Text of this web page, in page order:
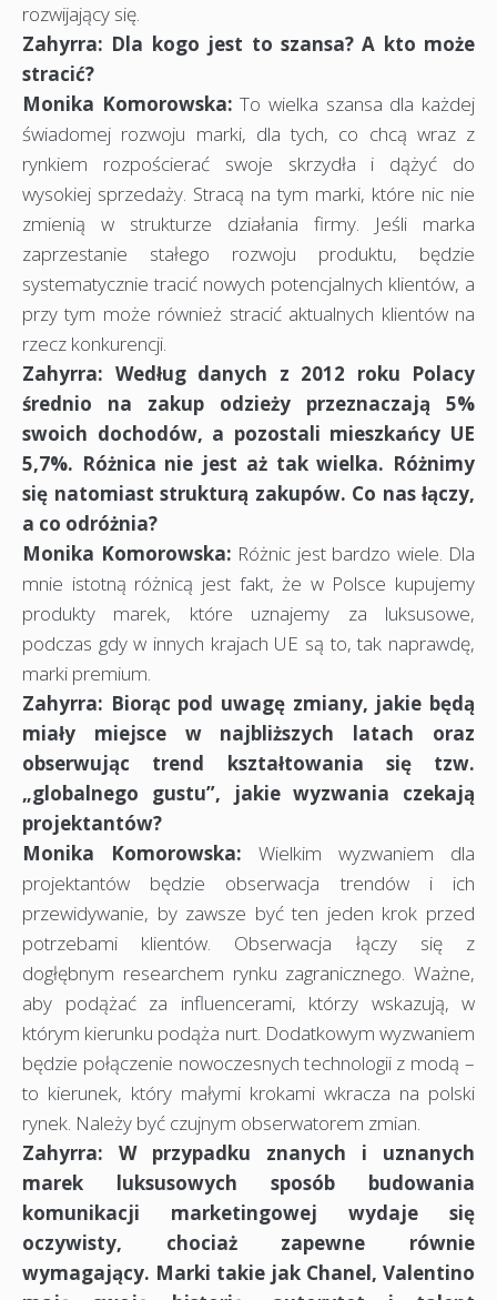
rozwijający się.
Zahyrra: Dla kogo jest to szansa? A kto może
stracić?
Monika Komorowska: To wielka szansa dla każdej
świadomej rozwoju marki, dla tych, co chcą wraz z
rynkiem rozpościerać swoje skrzydła i dążyć do
wysokiej sprzedaży. Stracą na tym marki, które nic nie
zmienią w strukturze działania firmy. Jeśli marka
zaprzestanie stałego rozwoju produktu, będzie
systematycznie tracić nowych potencjalnych klientów, a
przy tym może również stracić aktualnych klientów na
rzecz konkurencji.
Zahyrra: Według danych z 2012 roku Polacy
średnio na zakup odzieży przeznaczają 5%
swoich dochodów, a pozostali mieszkańcy UE
5,7%. Różnica nie jest aż tak wielka. Różnimy
się natomiast strukturą zakupów. Co nas łączy,
a co odróżnia?
Monika Komorowska: Różnic jest bardzo wiele. Dla
mnie istotną różnicą jest fakt, że w Polsce kupujemy
produkty marek, które uznajemy za luksusowe,
podczas gdy w innych krajach UE są to, tak naprawdę,
marki premium.
Zahyrra: Biorąc pod uwagę zmiany, jakie będą
miały miejsce w najbliższych latach oraz
obserwując trend kształtowania się tzw.
„globalnego gustu”, jakie wyzwania czekają
projektantów?
Monika Komorowska: Wielkim wyzwaniem dla
projektantów będzie obserwacja trendów i ich
przewidywanie, by zawsze być ten jeden krok przed
potrzebami klientów. Obserwacja łączy się z
dogłębnym researchem rynku zagranicznego. Ważne,
aby podążać za influencerami, którzy wskazują, w
którym kierunku podąża nurt. Dodatkowym wyzwaniem
będzie połączenie nowoczesnych technologii z modą –
to kierunek, który małymi krokami wkracza na polski
rynek. Należy być czujnym obserwatorem zmian.
Zahyrra: W przypadku znanych i uznanych
marek luksusowych sposób budowania
komunikacji marketingowej wydaje się
oczywisty, chociaż zapewne równie
wymagający. Marki takie jak Chanel, Valentino